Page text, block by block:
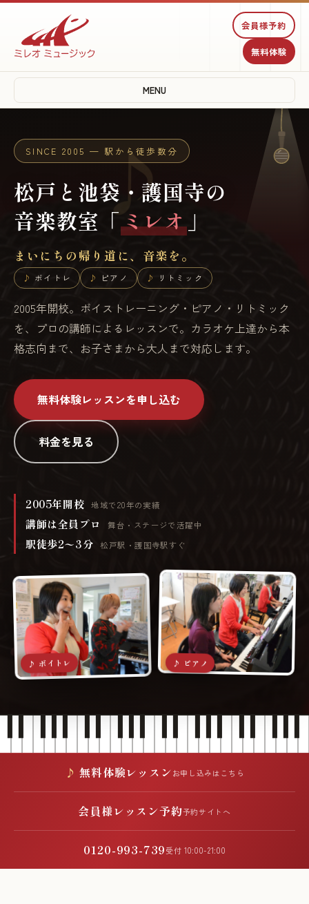
会員様予約
無料体験
MENU
♫
♩
♪ SINCE 2005 — 駅から徒歩数分
松戸と池袋・護国寺の
音楽教室「ミレオ 」
まいにちの帰り道に、音楽を。
ボイトレ ピアノ リトミック
2005年開校。ボイストレーニング・ピアノ・リトミック
を、プロの講師によるレッスンで。カラオケ上達から本
格志向まで、お子さまから大人まで対応します。
無料体験レッスンを申し込む
料金を見る
2005年開校 地域で20年の実績
講師は全員プロ 舞台・ステージで活躍中
駅徒歩2〜3分 松戸駅・護国寺駅すぐ
♪ ボイトレ ♪ ピアノ
無料体験レッスンお申し込みはこちら
会員様レッスン予約予約サイトへ
0120-993-739受付 10:00-21:00